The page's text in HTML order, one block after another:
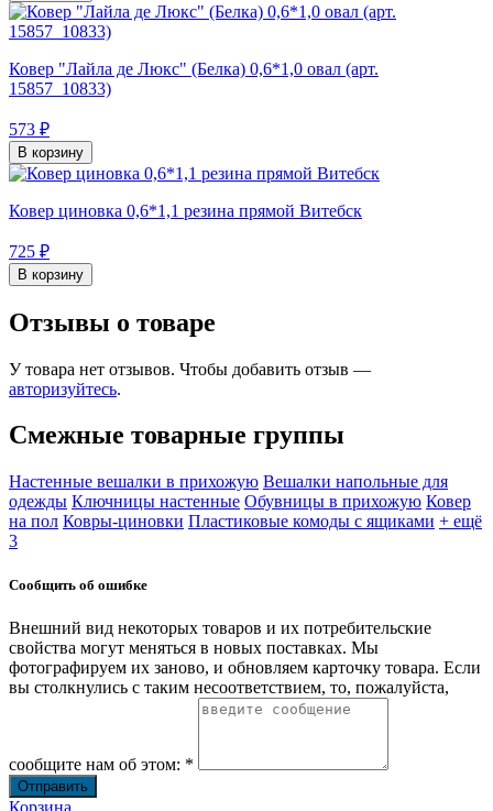
Ковер "Лайла де Люкс" (Белка) 0,6*1,0 овал (арт.
15857_10833)
573 ₽
В корзину
Ковер циновка 0,6*1,1 резина прямой Витебск
725 ₽
В корзину
Отзывы о товаре
У товара нет отзывов. Чтобы добавить отзыв —
авторизуйтесь.
Смежные товарные группы
Настенные вешалки в прихожую Вешалки напольные для
одежды Ключницы настенные Обувницы в прихожую Ковер
на пол Ковры-циновки Пластиковые комоды с ящиками + ещё
3
Сообщить об ошибке
Внешний вид некоторых товаров и их потребительские
свойства могут меняться в новых поставках. Мы
фотографируем их заново, и обновляем карточку товара. Если
вы столкнулись с таким несоответствием, то, пожалуйста,
сообщите нам об этом: *
Корзина